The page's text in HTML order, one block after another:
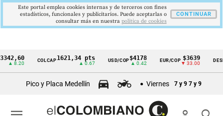
Cintillo
económicos
COLCAP1621,34 pts USD/COP$4178
▲ 0.42
EUR/COP $3639
▼ 33.00
Pico y Placa Medellín Viernes 7 y 9 7 y 9
Este portal emplea cookies internas y de terceros con fines
estadísticos, funcionales y publicitarios. Puede aceptarlas o
consultar más en nuestra politica de cookies
CONTINUAR